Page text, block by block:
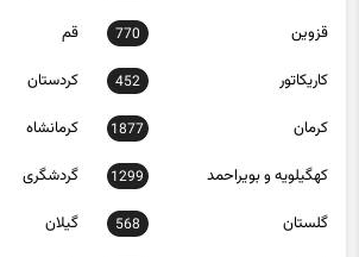
قزوین 770 قم
کاریکاتور 452 کردستان
کرمان 1877 کرمانشاه
کهگیلویه و بویراحمد 1299 گردشگری
گلستان 568 گیلان